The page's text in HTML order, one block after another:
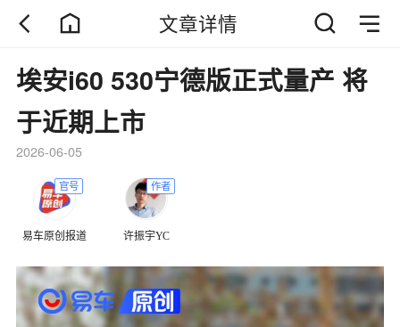
文章详情
埃安i60 530宁德版正式量产 将
于近期上市
2026-06-05
官号
易车原创报道
作者
许振宇YC